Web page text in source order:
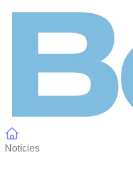
Notícies